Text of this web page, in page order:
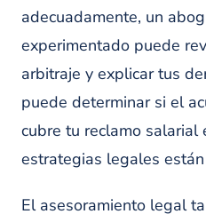
adecuadamente, un
experimentado puede
arbitraje y explicar tus
puede determinar si el
cubre tu reclamo salarial
estrategias legales
El asesoramiento legal